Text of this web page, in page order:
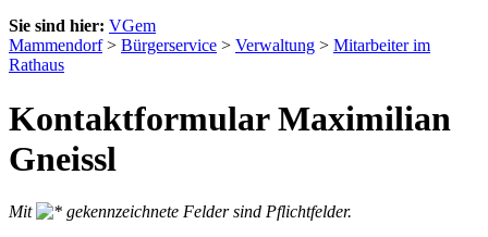
Sie sind hier: VGem
Mammendorf> Bürgerservice > Verwaltung > Mitarbeiter im
Rathaus
Kontaktformular Maximilian
Gneissl
Mit
gekennzeichnete Felder sind Pflichtfelder.